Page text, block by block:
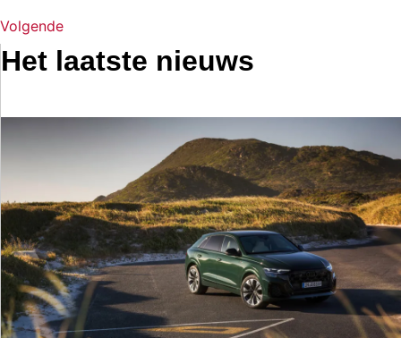
Volgende
Het laatste nieuws